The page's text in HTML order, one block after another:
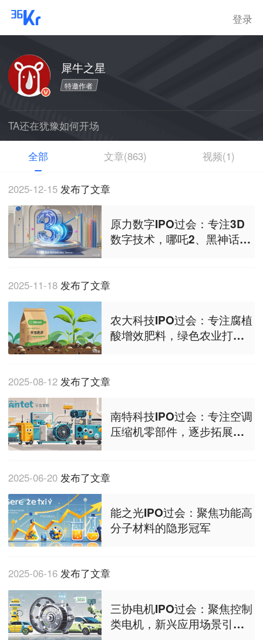
登录
犀牛之星
特邀作者
TA还在犹豫如何开场
全部 文章(863) 视频(1)
2025-12-15 发布了文章
原力数字IPO过会：专注3D
数字技术，哪吒2、黑神话悟
2025-11-18 发布了文章
农大科技IPO过会：专注腐植
酸增效肥料，绿色农业打开
2025-08-12 发布了文章
南特科技IPO过会：专注空调
压缩机零部件，逐步拓展至
2025-06-20 发布了文章
能之光IPO过会：聚焦功能高
分子材料的隐形冠军
2025-06-16 发布了文章
三协电机IPO过会：聚焦控制
类电机，新兴应用场景引爆